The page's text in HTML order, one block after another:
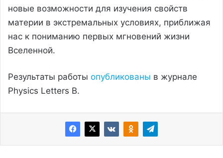
новые возможности для изучения свойств
материи в экстремальных условиях, приближая
нас к пониманию первых мгновений жизни
Вселенной.
Результаты работы опубликованы в журнале
Physics Letters B.